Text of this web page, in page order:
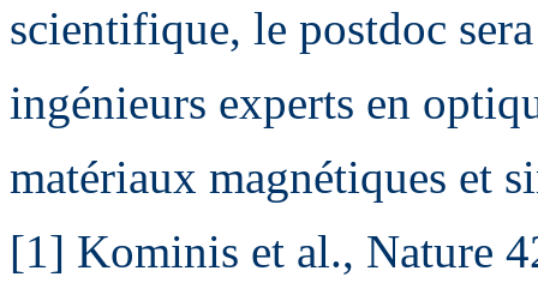
scientifique, le postdoc
ingénieurs experts en
matériaux magnétiques et
[1] Kominis et al., Nature